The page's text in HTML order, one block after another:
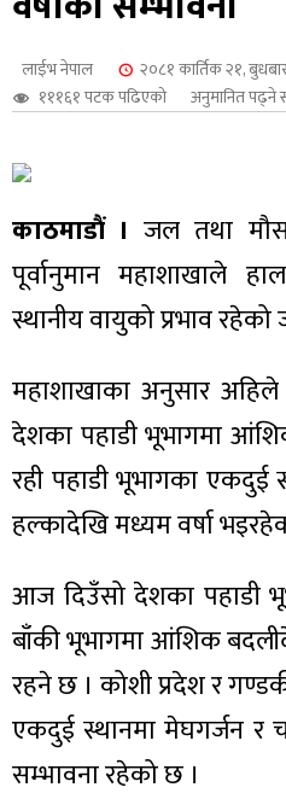
लाईभ नेपाल
२०८१ कार्तिक २१,
१११६१ पटक पढिएको
अनुमानित पढ्ने
काठमाडौं । जल तथा
पूर्वानुमान महाशाखाले
स्थानीय वायुको प्रभाव
महाशाखाका अनुसार
देशका पहाडी भूभागमा
रही पहाडी भूभागका एकदुई
हल्कादेखि मध्यम वर्षा
आज दिउँसो देशका पहाडी
बाँकी भूभागमा आंशिक
रहने छ । कोशी प्रदेश र
एकदुई स्थानमा मेघगर्जन र
सम्भावना रहेको छ ।